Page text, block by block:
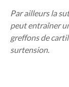
Par ailleurs la
peut entraîner
greffons de
surtension.